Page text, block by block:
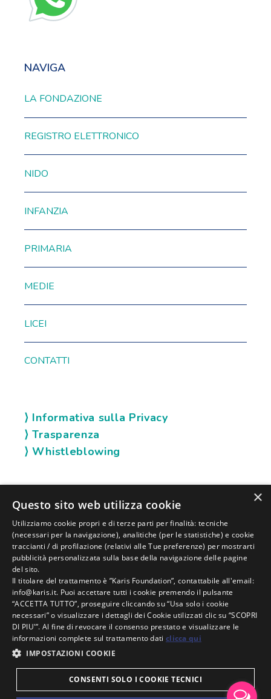
NAVIGA
LA FONDAZIONE
REGISTRO ELETTRONICO
NIDO
INFANZIA
PRIMARIA
MEDIE
LICEI
CONTATTI
⟩ Informativa sulla Privacy
⟩ Trasparenza
⟩ Whistleblowing
SOCIAL KARIS
KARIS FOUNDATION |C.F. E P. IVA: 02006630400 |
N.RO REA:RN-235393 |
LEGALE IN VIA BRANDOLINO, 13 - 47921 A RIMINI |
INDIRIZZO POSTA CERTIFICATA:
KARISFOUNDATION@PEC.IT
×
Questo sito web utilizza cookie
Utilizziamo cookie propri e di terze parti per finalità: tecniche
(necessari per la navigazione), analitiche (per le statistiche) e cookie
traccianti / di profilazione (relativi alle Tue preferenze) per mostrarti
pubblicità personalizzata sulla base della navigazione delle pagine
del sito.
Il titolare del trattamento è ”Karis Foundation”, contattabile all'email:
info@karis.it. Puoi accettare tutti i cookie premendo il pulsante
“ACCETTA TUTTO”, proseguire cliccando su “Usa solo i cookie
necessari” o visualizzare i dettagli dei Cookie utilizzati clic su “SCOPRI
DI PIU'”. Al fine di revocare il consenso prestato e visualizzare le
informazioni complete sul trattamento dati clicca qui
IMPOSTAZIONI COOKIE
CONSENTI SOLO I COOKIE TECNICI